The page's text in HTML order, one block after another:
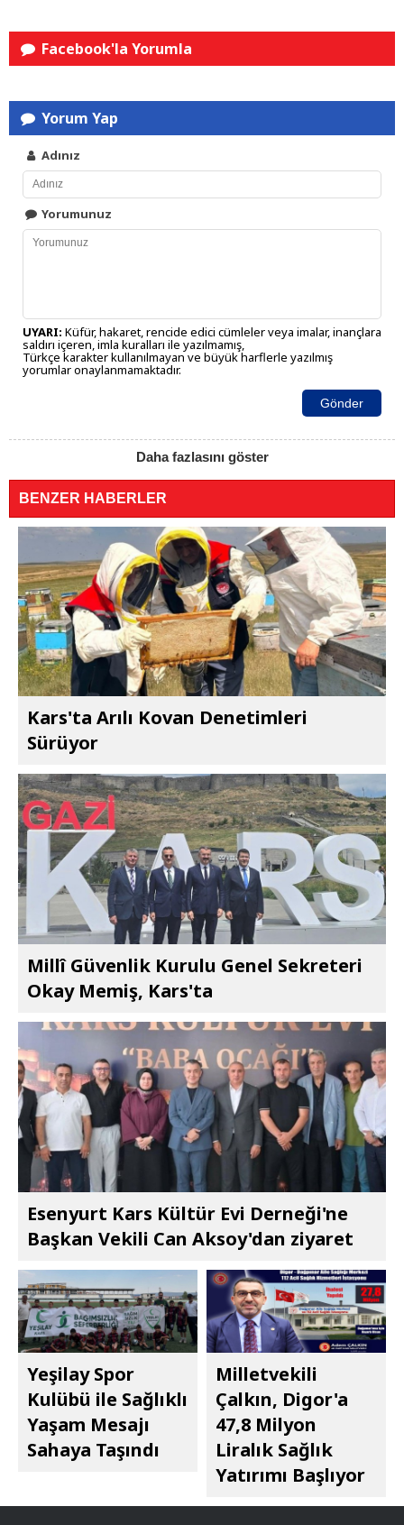
Facebook'la Yorumla
Yorum Yap
Adınız
Yorumunuz
UYARI: Küfür, hakaret, rencide edici cümleler veya imalar, inançlara
saldırı içeren, imla kuralları ile yazılmamış,
Türkçe karakter kullanılmayan ve büyük harflerle yazılmış
yorumlar onaylanmamaktadır.
Gönder
Daha fazlasını göster
BENZER HABERLER
Kars'ta Arılı Kovan Denetimleri
Sürüyor
Millî Güvenlik Kurulu Genel Sekreteri
Okay Memiş, Kars'ta
Esenyurt Kars Kültür Evi Derneği'ne
Başkan Vekili Can Aksoy'dan ziyaret
Yeşilay Spor
Kulübü ile Sağlıklı
Yaşam Mesajı
Sahaya Taşındı
Milletvekili
Çalkın, Digor'a
47,8 Milyon
Liralık Sağlık
Yatırımı Başlıyor